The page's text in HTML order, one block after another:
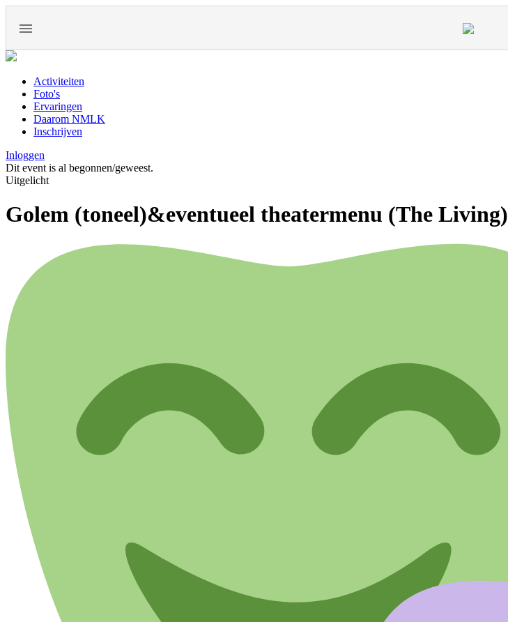
Activiteiten
Foto's
Ervaringen
Daarom NMLK
Inschrijven
Inloggen
Dit event is al begonnen/geweest.
Uitgelicht
Golem (toneel)&eventueel theatermenu (The Living)